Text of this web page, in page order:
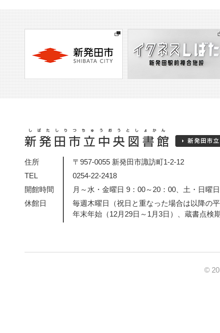
住所
〒957-0055 新発田市諏訪町1-2-12
TEL
0254-22-2418
開館時間
月～水・金曜日 9：00～20：00、土・日曜
休館日
毎週木曜日（祝日と重なった場合は以降の
年末年始（12月29日～1月3日）、蔵書点検
©